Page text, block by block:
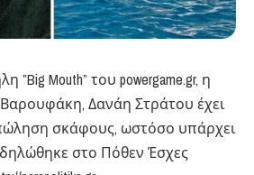
Mouth” του powergame.gr, η
Δανάη Στράτου έχει
σκάφους, ωστόσο υπάρχει
στο Πόθεν Έσχες